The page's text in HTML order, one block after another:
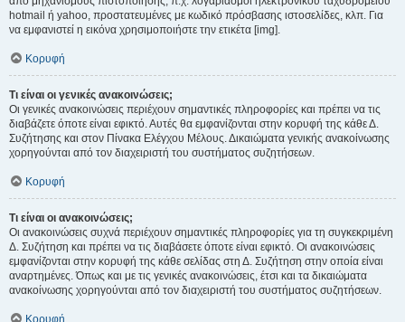
hotmail ή yahoo, προστατευμένες με κωδικό πρόσβασης ιστοσελίδες, κλπ. Για
να εμφανιστεί η εικόνα χρησιμοποιήστε την ετικέτα [img].
Κορυφή
Τι είναι οι γενικές ανακοινώσεις;
Οι γενικές ανακοινώσεις περιέχουν σημαντικές πληροφορίες και πρέπει να τις
διαβάζετε όποτε είναι εφικτό. Αυτές θα εμφανίζονται στην κορυφή της κάθε Δ.
Συζήτησης και στον Πίνακα Ελέγχου Μέλους. Δικαιώματα γενικής ανακοίνωσης
χορηγούνται από τον διαχειριστή του συστήματος συζητήσεων.
Κορυφή
Τι είναι οι ανακοινώσεις;
Οι ανακοινώσεις συχνά περιέχουν σημαντικές πληροφορίες για τη συγκεκριμένη
Δ. Συζήτηση και πρέπει να τις διαβάσετε όποτε είναι εφικτό. Οι ανακοινώσεις
εμφανίζονται στην κορυφή της κάθε σελίδας στη Δ. Συζήτηση στην οποία είναι
αναρτημένες. Όπως και με τις γενικές ανακοινώσεις, έτσι και τα δικαιώματα
ανακοίνωσης χορηγούνται από τον διαχειριστή του συστήματος συζητήσεων.
Κορυφή